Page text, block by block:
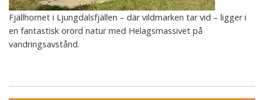
Fjällhornet i Ljungdalsfjällen – där vildmarken tar vid – ligger i
en fantastisk orörd natur med Helagsmassivet på
vandringsavstånd.